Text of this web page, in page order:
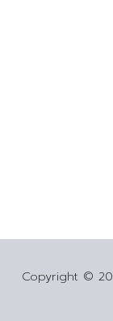
Copyright ©